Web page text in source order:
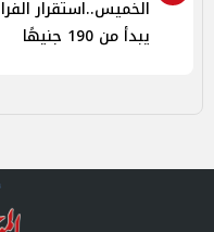
الخميس..استقرار
يبدأ من 190 جنيهًا